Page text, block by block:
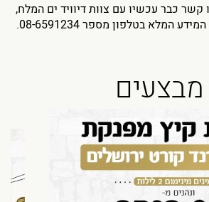
קשר כבר עכשיו עם צוות דיוויד ים המלח,
המלא בטלפון מספר 08-6591234.
מבצעים